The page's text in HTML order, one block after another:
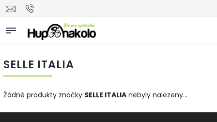
SELLE ITALIA
Žádné produkty značky SELLE ITALIA nebyly nalezeny...